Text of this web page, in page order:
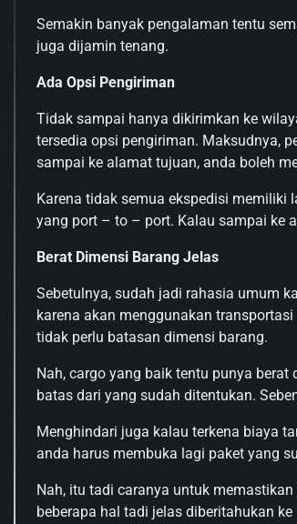
Semakin banyak pengalaman tentu
juga dijamin tenang.
Ada Opsi Pengiriman
Tidak sampai hanya dikirimkan ke
tersedia opsi pengiriman. Maksudnya,
sampai ke alamat tujuan, anda boleh
Karena tidak semua ekspedisi
yang port – to – port. Kalau sampai ke
Berat Dimensi Barang Jelas
Sebetulnya, sudah jadi rahasia umum
karena akan menggunakan
tidak perlu batasan dimensi barang.
Nah, cargo yang baik tentu punya
batas dari yang sudah ditentukan.
Menghindari juga kalau terkena biaya
anda harus membuka lagi paket yang
Nah, itu tadi caranya untuk
beberapa hal tadi jelas diberitahukan